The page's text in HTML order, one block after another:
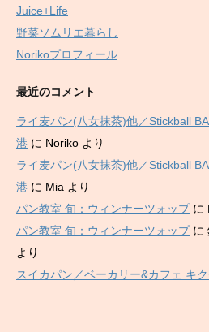
Juice+Life
野菜ソムリエ暮らし
Norikoプロフィール
最近のコメント
ライ麦パン(八女抹茶)他／Stickball
港 に Noriko より
ライ麦パン(八女抹茶)他／Stickball
港 に Mia より
パン教室 旬：ウィンナーツォップに
パン教室 旬：ウィンナーツォップに
より
スイカパン／ベーカリー&カフェ キ